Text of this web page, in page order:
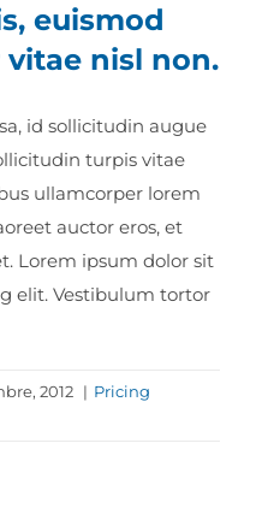
euismod
nisl non.
id sollicitudin augue
turpis vitae
ullamcorper lorem
auctor eros, et
Lorem ipsum dolor sit
elit. Vestibulum tortor
2012 | Pricing